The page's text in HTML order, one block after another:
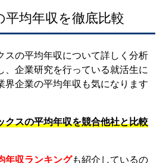
均年収を徹底比較
スの平均年収について詳しく分析
、企業研究を行っている就活生に
界企業の平均年収も気になります
クスの平均年収を競合他社と比較
年収ランキングも紹介しているの